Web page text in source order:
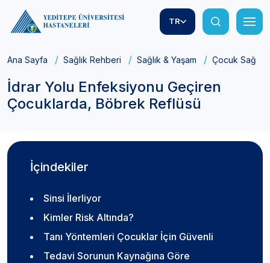
TR
Ana Sayfa Sağlık Rehberi Sağlık & Yaşam Çocuk Sağlığı
İdrar Yolu Enfeksiyonu Geçiren
Çocuklarda, Böbrek Reflüsü
İçindekiler
Sinsi İlerliyor
Kimler Risk Altında?
Tanı Yöntemleri Çocuklar İçin Güvenli
Tedavi Sorunun Kaynağına Göre